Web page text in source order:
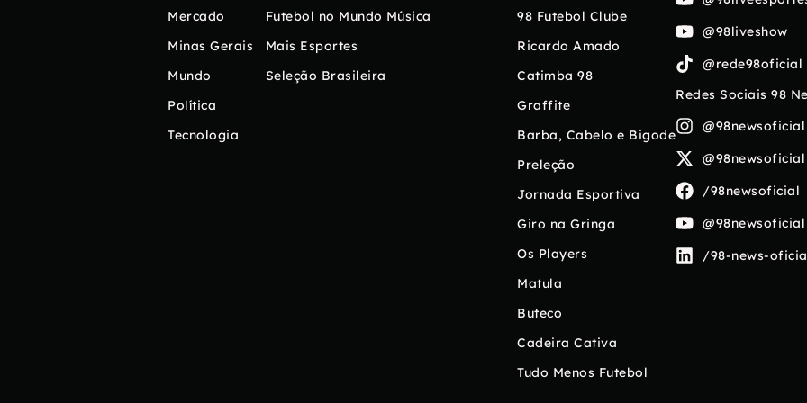
Mercado
Minas Gerais
Mundo
Política
Tecnologia
Futebol no Mundo
Mais Esportes
Seleção Brasileira
Música
98 Futebol Clube
Ricardo Amado
Catimba 98
Graffite
Barba, Cabelo e Bigode
Preleção
Jornada Esportiva
Giro na Gringa
Os Players
Matula
Buteco
Cadeira Cativa
Tudo Menos Futebol
@98liveshow
@rede98oficial
Redes Sociais 98
@98newsoficial
@98newsoficial
/98newsoficial
@98newsoficial
/98-news-